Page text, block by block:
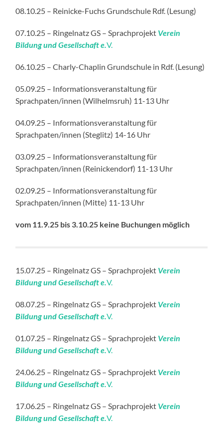
08.10.25 – Reinicke-Fuchs Grundschule Rdf. (Lesung)
07.10.25 – Ringelnatz GS – Sprachprojekt Verein
Bildung und Gesellschaft e.V.
06.10.25 – Charly-Chaplin Grundschule in Rdf. (Lesung)
05.09.25 – Informationsveranstaltung für
Sprachpaten/innen (Wilhelmsruh) 11-13 Uhr
04.09.25 – Informationsveranstaltung für
Sprachpaten/innen (Steglitz) 14-16 Uhr
03.09.25 – Informationsveranstaltung für
Sprachpaten/innen (Reinickendorf) 11-13 Uhr
02.09.25 – Informationsveranstaltung für
Sprachpaten/innen (Mitte) 11-13 Uhr
vom 11.9.25 bis 3.10.25 keine Buchungen möglich
15.07.25 – Ringelnatz GS – Sprachprojekt Verein
Bildung und Gesellschaft e.V.
08.07.25 – Ringelnatz GS – Sprachprojekt Verein
Bildung und Gesellschaft e.V.
01.07.25 – Ringelnatz GS – Sprachprojekt Verein
Bildung und Gesellschaft e.V.
24.06.25 – Ringelnatz GS – Sprachprojekt Verein
Bildung und Gesellschaft e.V.
17.06.25 – Ringelnatz GS – Sprachprojekt Verein
Bildung und Gesellschaft e.V.